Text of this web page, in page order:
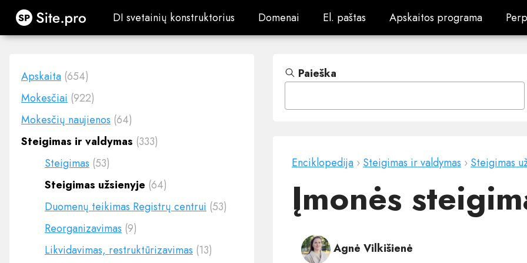
Site.pro DI svetainių konstruktorius
DI svetainių konstruktorius Domenai
Domenai El. paštas
El. paštas Apskaitos programa
Apskaitos programa
Apskaita (654)
Mokesčiai (922)
Mokesčių naujienos (64)
Steigimas ir valdymas (333)
Steigimas (53)
Steigimas užsienyje (64)
Duomenų teikimas Registrų centrui (53)
Reorganizavimas (9)
Likvidavimas, restruktūrizavimas (13)
Paieška
Enciklopedija › Steigimas ir valdymas › Steigimas
Įmonės
Agnė Vilkišienė